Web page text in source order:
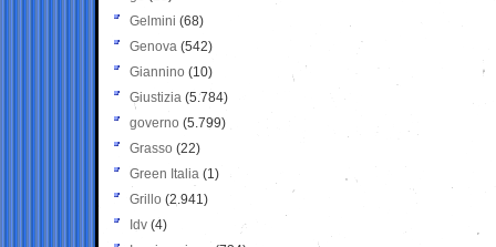
Gelmini (68)
Genova (542)
Giannino (10)
Giustizia (5.784)
governo (5.799)
Grasso (22)
Green Italia (1)
Grillo (2.941)
Idv (4)